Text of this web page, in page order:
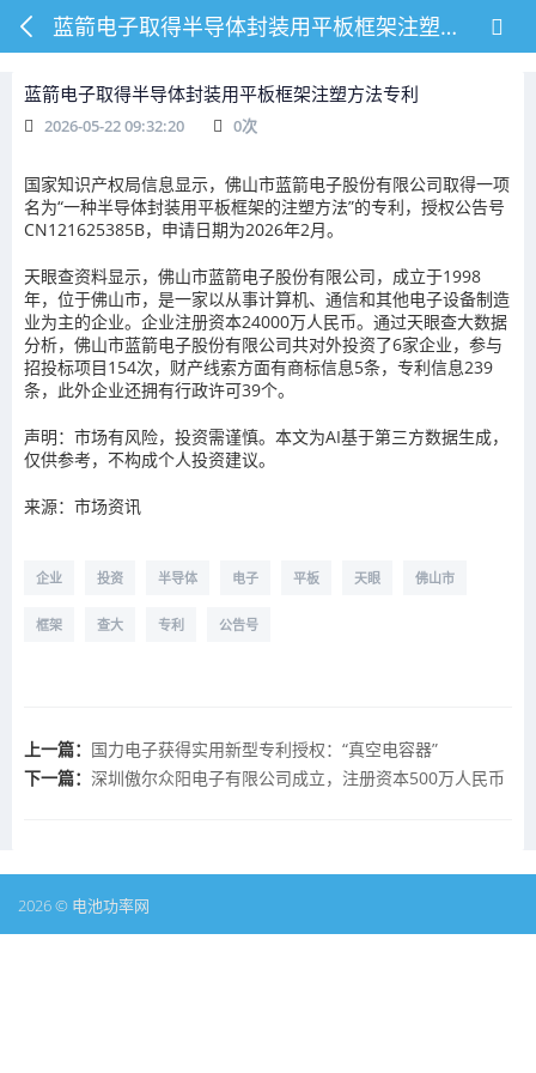
蓝箭电子取得半导体封装用平板框架注塑方法专利
蓝箭电子取得半导体封装用平板框架注塑方法专利
2026-05-22 09:32:20 0次
国家知识产权局信息显示，佛山市蓝箭电子股份有限公司取得一项
名为“一种半导体封装用平板框架的注塑方法”的专利，授权公告号
CN121625385B，申请日期为2026年2月。
天眼查资料显示，佛山市蓝箭电子股份有限公司，成立于1998
年，位于佛山市，是一家以从事计算机、通信和其他电子设备制造
业为主的企业。企业注册资本24000万人民币。通过天眼查大数据
分析，佛山市蓝箭电子股份有限公司共对外投资了6家企业，参与
招投标项目154次，财产线索方面有商标信息5条，专利信息239
条，此外企业还拥有行政许可39个。
声明：市场有风险，投资需谨慎。本文为AI基于第三方数据生成，
仅供参考，不构成个人投资建议。
来源：市场资讯
企业 投资 半导体 电子 平板 天眼 佛山市
框架 查大 专利 公告号
上一篇： 国力电子获得实用新型专利授权：“真空电容器”
下一篇： 深圳傲尔众阳电子有限公司成立，注册资本500万人民币
2026 © 电池功率网